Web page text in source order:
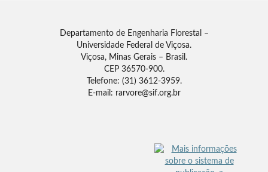
Departamento de Engenharia Florestal –
Universidade Federal de Viçosa.
Viçosa, Minas Gerais – Brasil.
CEP 36570-900.
Telefone: (31) 3612-3959.
E-mail: rarvore@sif.org.br